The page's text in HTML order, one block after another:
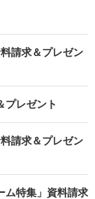
請求＆プレゼン
プレゼント
請求＆プレゼン
ム特集」資料請求